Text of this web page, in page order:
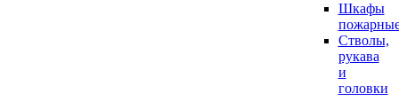
Шкафы
Стволы,
рукава
и
головки